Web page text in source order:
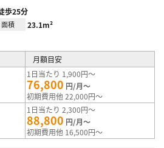
歩25分
面積 23.1m²
月額目安
1日当たり 1,900円～
76,800 円/月～
初期費用他 22,000円～
1日当たり 2,300円～
88,800 円/月～
初期費用他 16,500円～